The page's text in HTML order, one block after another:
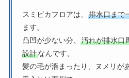
スミピカフロアは、排水口まで
ます。
凸凹が少ない分、汚れが排水口
設計なんです。
髪の毛が溜まったり、ヌメリが